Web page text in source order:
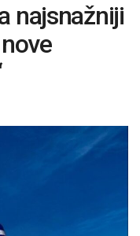
najsnažniji